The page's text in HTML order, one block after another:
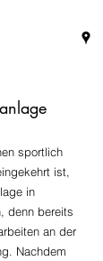
sportlich
ist,
in
denn bereits
an der
Nachdem